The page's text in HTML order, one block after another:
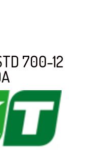
700-12